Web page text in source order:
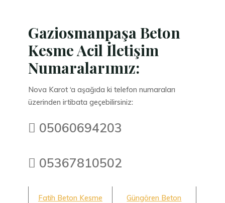
Gaziosmanpaşa Beton
Kesme Acil İletişim
Numaralarımız:
Nova Karot ‘a aşağıda ki telefon numaraları
üzerinden irtibata geçebilirsiniz:
 05060694203
 05367810502
Fatih Beton Kesme
Güngören Beton